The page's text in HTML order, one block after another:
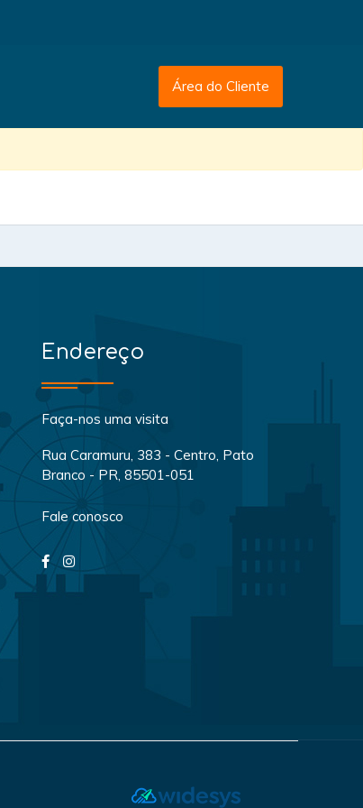
Área do Cliente
Endereço
Faça-nos uma visita
Rua Caramuru, 383 - Centro, Pato
Branco - PR, 85501-051
Fale conosco